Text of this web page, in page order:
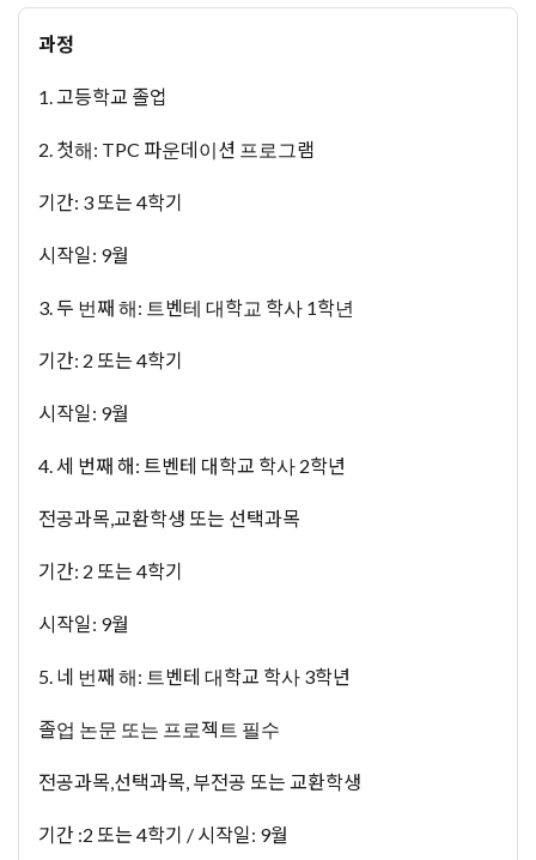
과정
1. 고등학교 졸업
2. 첫해: TPC 파운데이션 프로그램
기간: 3 또는 4학기
시작일: 9월
3. 두 번째 해: 트벤테 대학교 학사 1학년
기간: 2 또는 4학기
시작일: 9월
4. 세 번째 해: 트벤테 대학교 학사 2학년
전공과목,교환학생 또는 선택과목
기간: 2 또는 4학기
시작일: 9월
5. 네 번째 해: 트벤테 대학교 학사 3학년
졸업 논문 또는 프로젝트 필수
전공과목,선택과목, 부전공 또는 교환학생
기간 :2 또는 4학기 / 시작일: 9월